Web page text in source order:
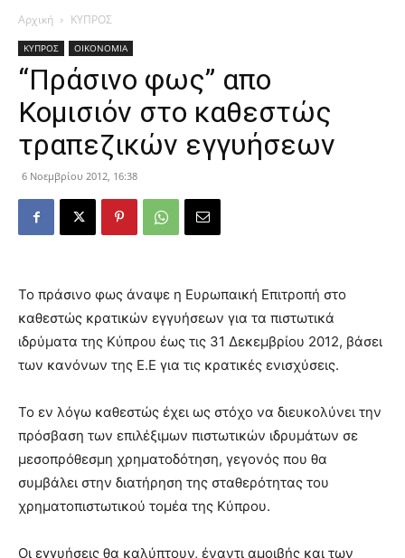
Αρχική ΚΥΠΡΟΣ
ΚΥΠΡΟΣ ΟΙΚΟΝΟΜΙΑ
“Πράσινο φως” απο
Κομισιόν στο καθεστώς
τραπεζικών εγγυήσεων
6 Νοεμβρίου 2012, 16:38
Το πράσινο φως άναψε η Ευρωπαική Επιτροπή στο
καθεστώς κρατικών εγγυήσεων για τα πιστωτικά
ιδρύματα της Κύπρου έως τις 31 Δεκεμβρίου 2012, βάσει
των κανόνων της Ε.Ε για τις κρατικές ενισχύσεις.
Το εν λόγω καθεστώς έχει ως στόχο να διευκολύνει την
πρόσβαση των επιλέξιμων πιστωτικών ιδρυμάτων σε
μεσοπρόθεσμη χρηματοδότηση, γεγονός που θα
συμβάλει στην διατήρηση της σταθερότητας του
χρηματοπιστωτικού τομέα της Κύπρου.
Οι εγγυήσεις θα καλύπτουν, έναντι αμοιβής και των